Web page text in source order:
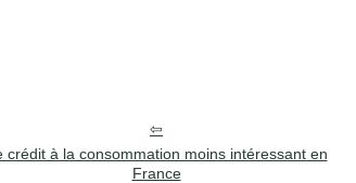
crédit à la consommation moins intéressant en
France